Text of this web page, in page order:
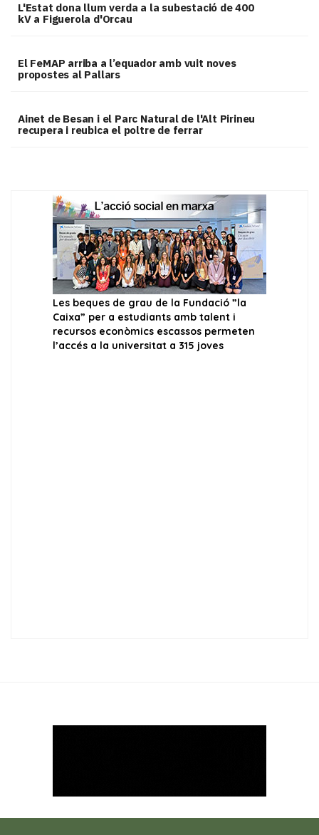
L'Estat dona llum verda a la subestació de 400
kV a Figuerola d'Orcau
El FeMAP arriba a l’equador amb vuit noves
propostes al Pallars
Ainet de Besan i el Parc Natural de l'Alt Pirineu
recupera i reubica el poltre de ferrar